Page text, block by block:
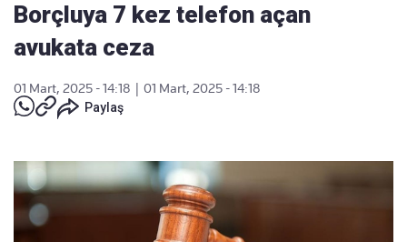
Borçluya 7 kez telefon açan
avukata ceza
01 Mart, 2025 - 14:18
01 Mart, 2025 - 14:18
Paylaş